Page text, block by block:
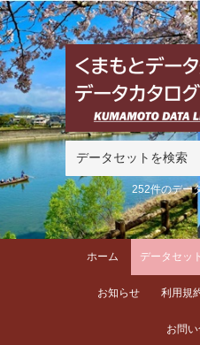
252件のデー
ホーム データセット
お知らせ 利用規
お問